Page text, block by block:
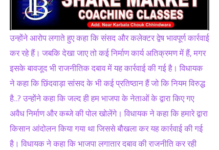
उन्होंने आरोप लगाते हुए कहा कि संसद और कलेक्टर द्वेष भावपूर्ण कार्रवाई
कर रहे हैं। जबकि देखा जाए तो कई निर्माण कार्य अतिक्रमण में हैं, मगर
इसके बावजूद भी राजनीतिक दबाव में यह कार्रवाई की गई है। विधायक
ने कहा कि छिंदवाड़ा सांसद के भी कई प्रतिष्ठान हैं जो कि नियम विरुद्ध
है..? उन्होंने कहा कि जल्द ही हम भाजपा के नेताओं के द्वारा किए गए
अवैध निर्माण और कब्जे की पोल खोलेंगे। विधायक ने कहा कि हमारे द्वारा
किसान आंदोलन किया गया था जिससे बौखला कर यह कार्रवाई की गई
है। विधायक ने कहा कि भाजपा लगातार दबाव की राजनीति कर रही